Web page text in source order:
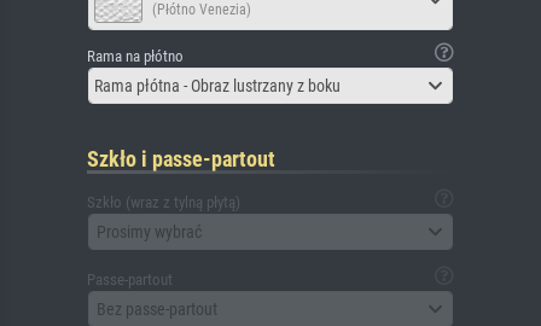
(Płótno Venezia)
Rama na płótno
Rama płótna - Obraz lustrzany z boku
Szkło i passe-partout
Szkło (wraz z tylną płytą)
Prosimy wybrać
Passe-partout
Bez passe-partout